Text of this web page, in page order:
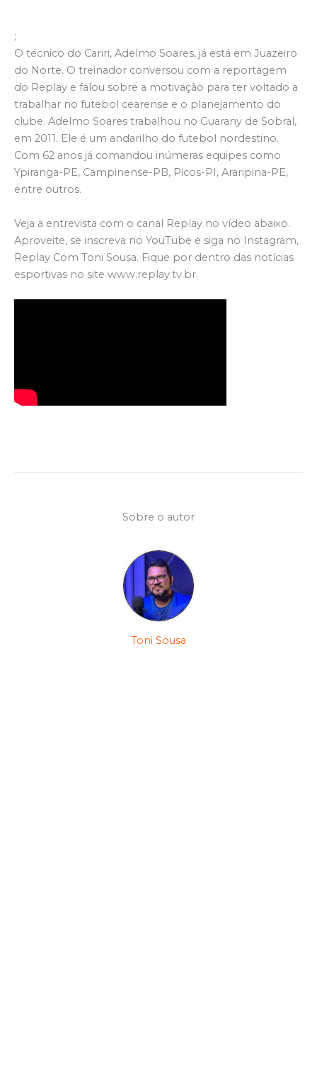
;
O técnico do Cariri, Adelmo Soares, já está em Juazeiro
do Norte. O treinador conversou com a reportagem
do Replay e falou sobre a motivação para ter voltado a
trabalhar no futebol cearense e o planejamento do
clube. Adelmo Soares trabalhou no Guarany de Sobral,
em 2011. Ele é um andarilho do futebol nordestino.
Com 62 anos já comandou inúmeras equipes como
Ypiranga-PE, Campinense-PB, Picos-PI, Araripina-PE,
entre outros.
Veja a entrevista com o canal Replay no vídeo abaixo.
Aproveite, se inscreva no YouTube e siga no Instagram,
Replay Com Toni Sousa. Fique por dentro das notícias
esportivas no site www.replay.tv.br.
Sobre o autor
Toni Sousa